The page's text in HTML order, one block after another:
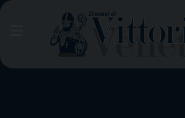
Skip